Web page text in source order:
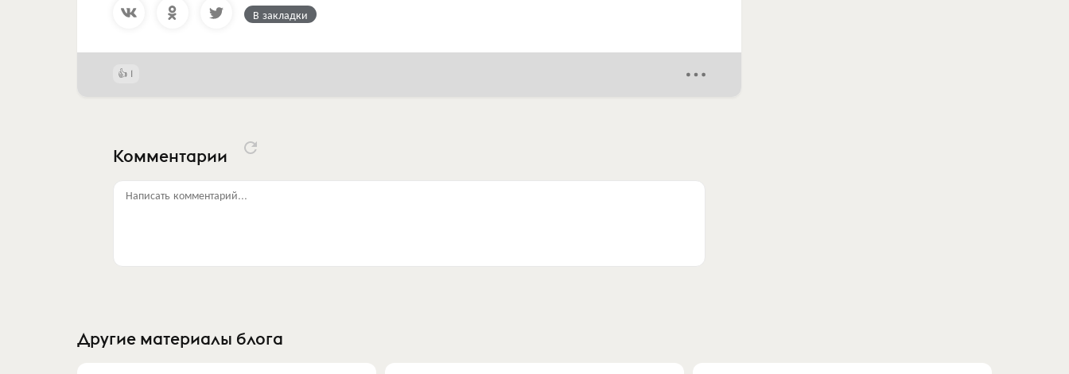
В закладки
1
Комментарии
Написать комментарий...
Другие материалы блога